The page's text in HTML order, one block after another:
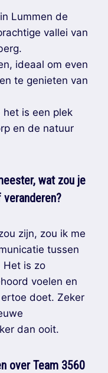
Lummen de
vallei van
ideaal om even
te genieten van
het is een plek
en de natuur
wat zou je
zijn, zou ik me
tussen
Het is zo
voelen en
doet. Zeker
dan ooit.
over Team 3560